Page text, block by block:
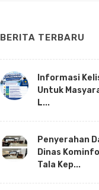
BERITA TERBARU
Informasi
Untuk
L...
Penyerahan
Dinas
Tala Kep...